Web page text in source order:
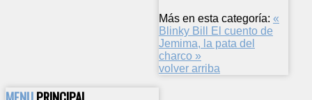
Más en esta categoría: «
Blinky Bill
El cuento de
Jemima, la pata del
charco »
volver arriba